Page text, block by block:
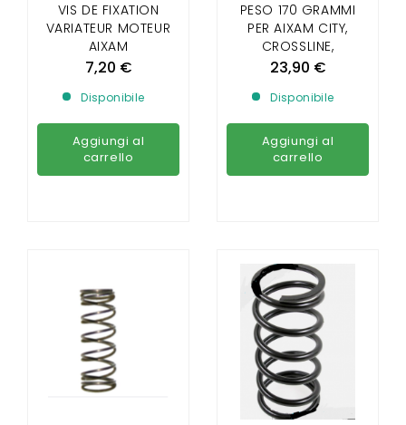
VIS DE FIXATION
VARIATEUR MOTEUR
AIXAM
7,20 €
Disponibile
Aggiungi al
carrello
PESO 170 GRAMMI
PER AIXAM CITY,
CROSSLINE,
CROSSOVER, COUPÉ
(GAMME VISION E
SENSATION)
23,90 €
Disponibile
Aggiungi al
carrello